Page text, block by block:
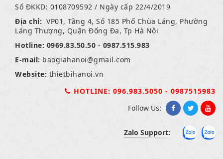
Số ĐKKD: 0108709592 / Ngày cấp 22/4/2019
Địa chỉ: VP01, Tầng 4, Số 185 Phố Chùa Láng, Phường
Láng Thượng, Quận Đống Đa, Tp Hà Nội
Hotline: 0969.83.50.50 - 0987.515.983
E-mail: baogiahanoi@gmail.com
Website: thietbihanoi.vn
HOTLINE: 096.983.5050 - 0987515983
Follow Us:
Zalo Support: